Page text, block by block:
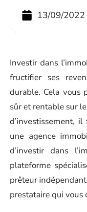
13/09/2022
Investir dans
fructifier ses
durable. Cela vous
sûr et rentable sur
d’investissement,
une agence
d’investir dans
plateforme
prêteur
prestataire qui vous